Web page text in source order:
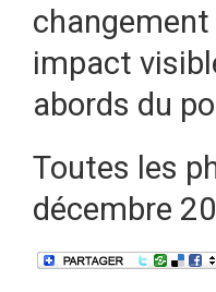
impact
abords du
Toutes les
décembre